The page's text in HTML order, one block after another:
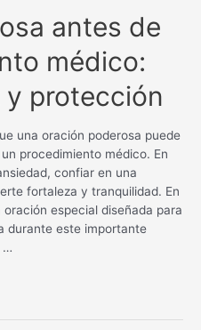
antes de
médico:
protección
una oración poderosa puede
procedimiento médico. En
confiar en una
fortaleza y tranquilidad. En
especial diseñada para
durante este importante
…